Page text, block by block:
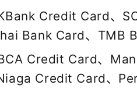
Credit Card、
Bank Card、TMB
Credit Card、
Credit Card、